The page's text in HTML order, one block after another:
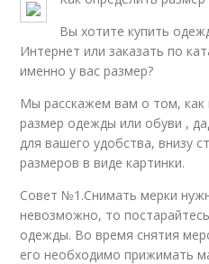
Вы хотите купить
Интернет или заказать по
именно у вас размер?
Мы расскажем вам о том, как
размер одежды или обуви ,
для вашего удобства, внизу
размеров в виде картинки.
Совет №1.Снимать мерки
невозможно, то
одежды. Во время снятия
его необходимо прижимать